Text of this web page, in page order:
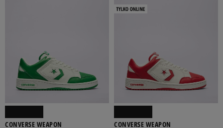
CONVERSE WEAPON CONVERSE WEAPON